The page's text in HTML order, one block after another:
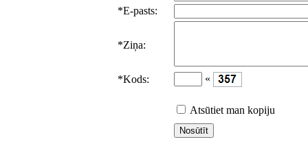
*E-pasts:
*Ziņa:
*Kods: «
Atsūtiet man kopiju